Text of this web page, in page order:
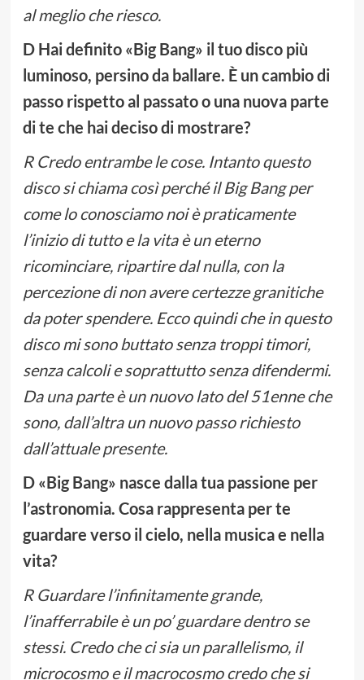
al meglio che riesco.
D Hai definito «Big Bang» il tuo disco più
luminoso, persino da ballare. È un cambio di
passo rispetto al passato o una nuova parte
di te che hai deciso di mostrare?
R Credo entrambe le cose. Intanto questo
disco si chiama così perché il Big Bang per
come lo conosciamo noi è praticamente
l’inizio di tutto e la vita è un eterno
ricominciare, ripartire dal nulla, con la
percezione di non avere certezze granitiche
da poter spendere. Ecco quindi che in questo
disco mi sono buttato senza troppi timori,
senza calcoli e soprattutto senza difendermi.
Da una parte è un nuovo lato del 51enne che
sono, dall’altra un nuovo passo richiesto
dall’attuale presente.
D «Big Bang» nasce dalla tua passione per
l’astronomia. Cosa rappresenta per te
guardare verso il cielo, nella musica e nella
vita?
R Guardare l’infinitamente grande,
l’inafferrabile è un po’ guardare dentro se
stessi. Credo che ci sia un parallelismo, il
microcosmo e il macrocosmo credo che si